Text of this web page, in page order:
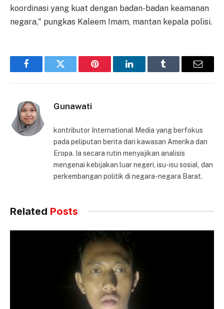
koordinasi yang kuat dengan badan-badan keamanan
negara," pungkas Kaleem Imam, mantan kepala polisi.
FacebookTwitter Pinterest LinkedInTumblr Email
Gunawati
kontributor International Media yang berfokus
pada peliputan berita dari kawasan Amerika dan
Eropa. Ia secara rutin menyajikan analisis
mengenai kebijakan luar negeri, isu-isu sosial, dan
perkembangan politik di negara-negara Barat.
Related Posts